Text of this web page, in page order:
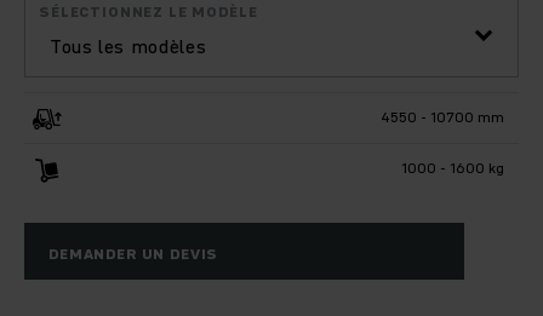
Tous les modèles
SÉLECTIONNEZ LE MODÈLE
4550 - 10700 mm
1000 - 1600 kg
DEMANDER UN DEVIS